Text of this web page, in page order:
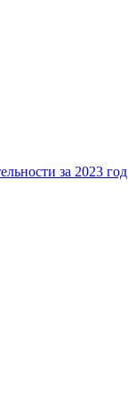
за 2023 год